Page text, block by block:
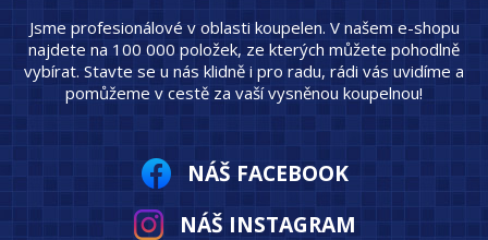
Jsme profesionálové v oblasti koupelen. V našem e-shopu
najdete na 100 000 položek, ze kterých můžete pohodlně
vybírat. Stavte se u nás klidně i pro radu, rádi vás uvidíme a
pomůžeme v cestě za vaší vysněnou koupelnou!
NÁŠ FACEBOOK
NÁŠ INSTAGRAM